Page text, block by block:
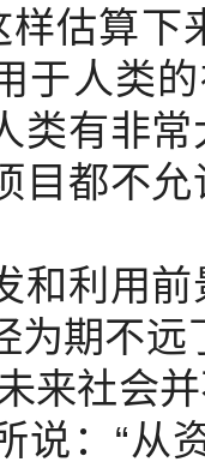
样估算
于人类
类有非
目都不
和利用
为期不远
来社会
说：“从